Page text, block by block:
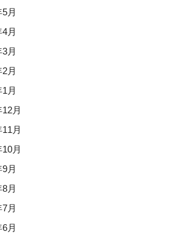
月
月
月
月
月
月
月
月
月
月
月
月